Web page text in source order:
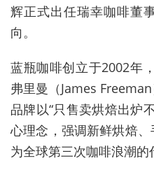
辉正式出任瑞幸咖啡董
向。
蓝瓶咖啡创立于2002年
弗里曼（James
品牌以“只售卖烘焙出炉
心理念，强调新鲜烘焙
为全球第三次咖啡浪潮的